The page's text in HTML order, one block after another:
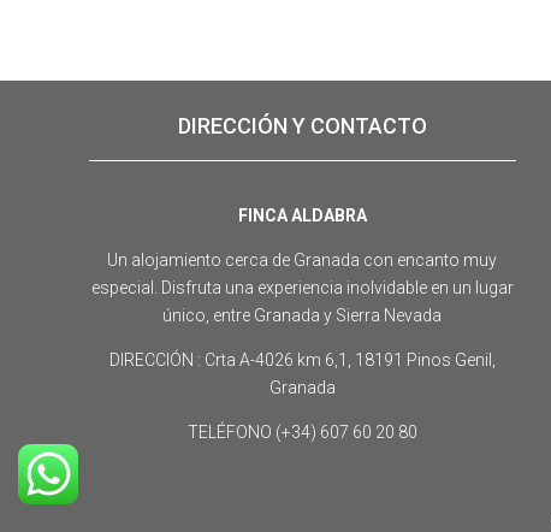
DIRECCIÓN Y CONTACTO
FINCA ALDABRA
Un alojamiento cerca de Granada con encanto muy
especial. Disfruta una experiencia inolvidable en un lugar
único, entre Granada y Sierra Nevada
DIRECCIÓN : Crta A-4026 km 6,1, 18191 Pinos Genil,
Granada
TELÉFONO (+34) 607 60 20 80